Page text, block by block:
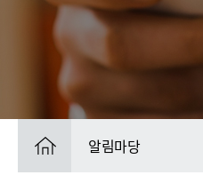
알림마당